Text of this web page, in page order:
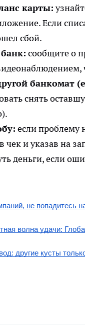
карты:
Если
сбой.
сообщите о
банкомат
снять
если проблему
чек и указав на
деньги, если
не попадитесь
волна удачи:
другие кусты